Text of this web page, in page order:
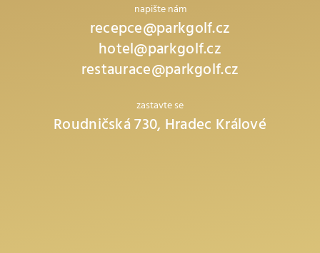
napište nám
recepce@parkgolf.cz
hotel@parkgolf.cz
restaurace@parkgolf.cz
zastavte se
Roudničská 730, Hradec Králové